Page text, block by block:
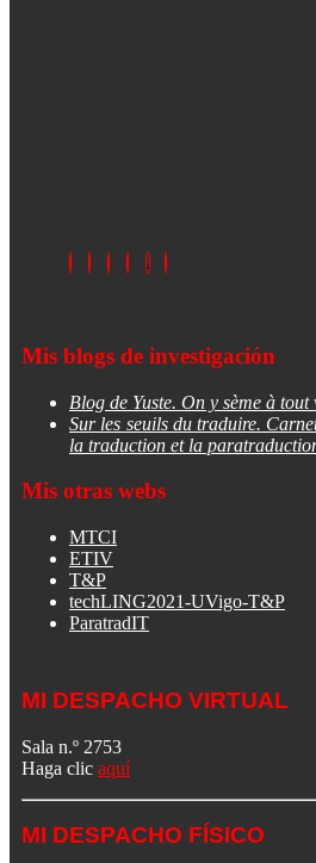
Mis blogs de investigación
Blog de Yuste. On y sème à tout
Sur les seuils du traduire.
la traduction et la
Mis otras webs
MTCI
ETIV
T&P
techLING2021-UVigo-T&P
ParatradIT
MI DESPACHO VIRTUAL
Sala n.º 2753
Haga clic aquí
MI DESPACHO FÍSICO